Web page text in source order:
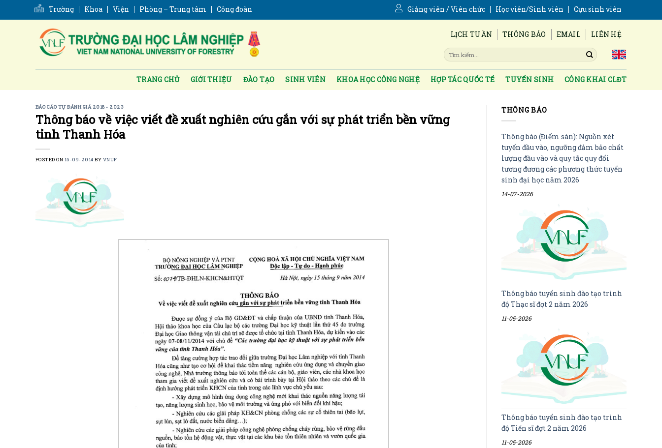
Trường Khoa Viện Phòng – Trung tâm Công đoàn Giảng viên / Viên chức Học viên/Sinh viên Cựu sinh viên
LỊCH TUẦN THÔNG BÁO EMAIL LIÊN HỆ
TRANG CHỦ GIỚI THIỆU ĐÀO TẠO SINH VIÊN KHOA HỌC CÔNG NGHỆ HỢP TÁC QUỐC TẾ TUYỂN SINH CÔNG KHAI CLĐT
BÁO CÁO TỰ ĐÁNH GIÁ 2018 - 2023
Thông báo về việc viết đề xuất nghiên cứu gắn với sự phát triển bền vững
tỉnh Thanh Hóa
POSTED ON 15-09-2014 BY VNUF
THÔNG BÁO
Thông báo (Điểm sàn): Nguồn xét
tuyển đầu vào, ngưỡng đảm bảo chất
lượng đầu vào và quy tắc quy đổi
tương đương các phương thức tuyển
sinh đại học năm 2026
14-07-2026
Thông báo tuyển sinh đào tạo trình
độ Thạc sĩ đợt 2 năm 2026
11-05-2026
Thông báo tuyển sinh đào tạo trình
độ Tiến sĩ đợt 2 năm 2026
11-05-2026